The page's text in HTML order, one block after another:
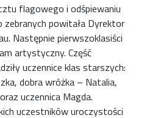
flagowego i odśpiewaniu
powitała Dyrektor
Następnie pierwszoklasiści
artystyczny. Część
uczennice klas starszych:
dobra wróżka – Natalia,
uczennica Magda.
uczestników uroczystości